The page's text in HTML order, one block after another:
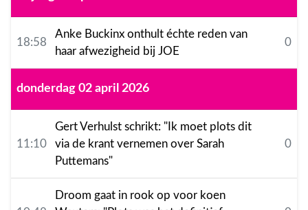
18:58
Anke Buckinx onthult échte reden van
haar afwezigheid bij JOE
0
donderdag 02 april 2026
11:10
Gert Verhulst schrikt: "Ik moet plots dit
via de krant vernemen over Sarah
Puttemans"
0
Droom gaat in rook op voor koen